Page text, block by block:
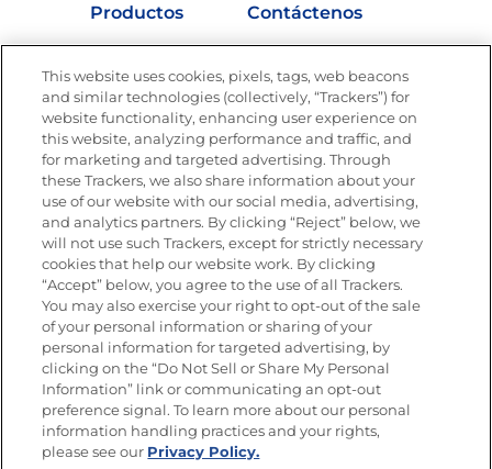
Productos
Contáctenos
Nutrición
Únete a La Cocina Goya®
Recibe Nuevas Recetas, Ofertas Especiales y
Promociones
Email(Obligatorio)
SÍGUENOS EN LAS REDES SOCIALES
This website uses cookies, pixels, tags, web beacons
and similar technologies (collectively, “Trackers”) for
website functionality, enhancing user experience on
this website, analyzing performance and traffic, and
for marketing and targeted advertising. Through
these Trackers, we also share information about your
use of our website with our social media, advertising,
and analytics partners. By clicking “Reject” below, we
will not use such Trackers, except for strictly necessary
cookies that help our website work. By clicking
“Accept” below, you agree to the use of all Trackers.
You may also exercise your right to opt-out of the sale
of your personal information or sharing of your
personal information for targeted advertising, by
clicking on the “Do Not Sell or Share My Personal
Information” link or communicating an opt-out
preference signal. To learn more about our personal
information handling practices and your rights,
please see our Privacy Policy.